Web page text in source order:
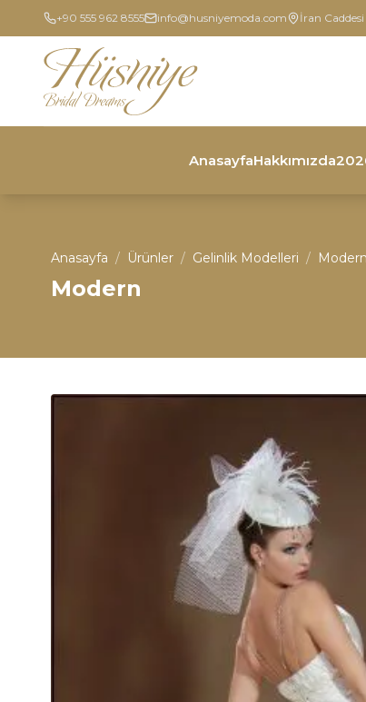
+90 555 962 8555 info@husniyemoda.com İran
AnasayfaHakkımızda
Anasayfa / Ürünler / Gelinlik Modelleri /
Modern